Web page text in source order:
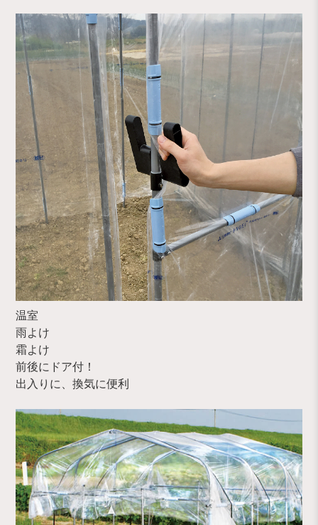
温室
雨よけ
霜よけ
前後にドア付！
出入りに、換気に便利